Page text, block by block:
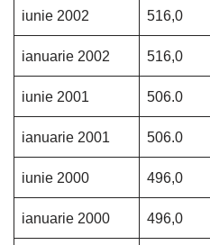
iunie 2002 516,0
ianuarie 2002 516,0
iunie 2001 506.0
ianuarie 2001 506.0
iunie 2000 496,0
ianuarie 2000 496,0